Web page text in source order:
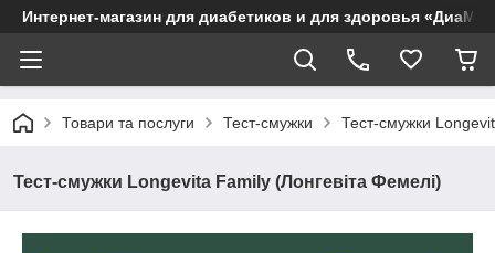
Интернет-магазин для диабетиков и для здоровья
Товари та послуги Тест-смужки Тест-смужки
Тест-смужки Longevita Family (Лонгевіта Фемелі)